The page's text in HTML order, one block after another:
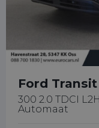
Ford
300 2.0 TDCI
Automaat